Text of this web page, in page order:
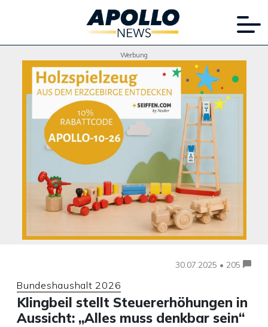
Werbung
30.07.2025 • 205
Bundeshaushalt 2026
Klingbeil stellt Steuererhöhungen in
Aussicht: „Alles muss denkbar sein“